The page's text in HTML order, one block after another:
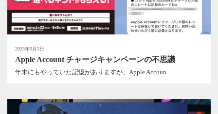
2025年5月5日
Apple Account チャージキャンペーンの不思議
年末にもやっていた記憶がありますが、Apple Accoun...